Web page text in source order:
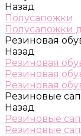
Назад
Полусапожки
Полусапожки
Резиновая
Назад
Резиновая
Резиновая
Резиновая
Резиновые
Назад
Резиновые
Резиновые